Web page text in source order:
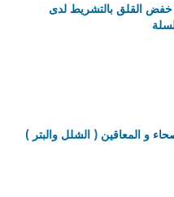
خفض القلق بالتشريط لدى
و المعاقين ( الشلل والبتر )